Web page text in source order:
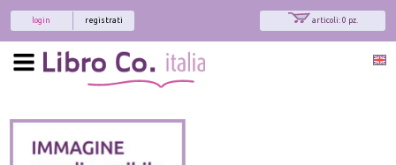
articoli: 0 pz.
registrati
login